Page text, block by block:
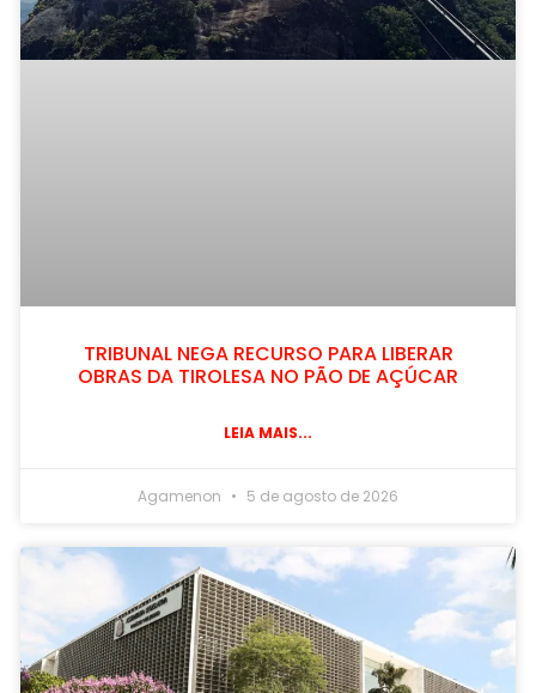
TRIBUNAL NEGA RECURSO PARA LIBERAR
OBRAS DA TIROLESA NO PÃO DE AÇÚCAR
LEIA MAIS...
Agamenon 5 de agosto de 2026